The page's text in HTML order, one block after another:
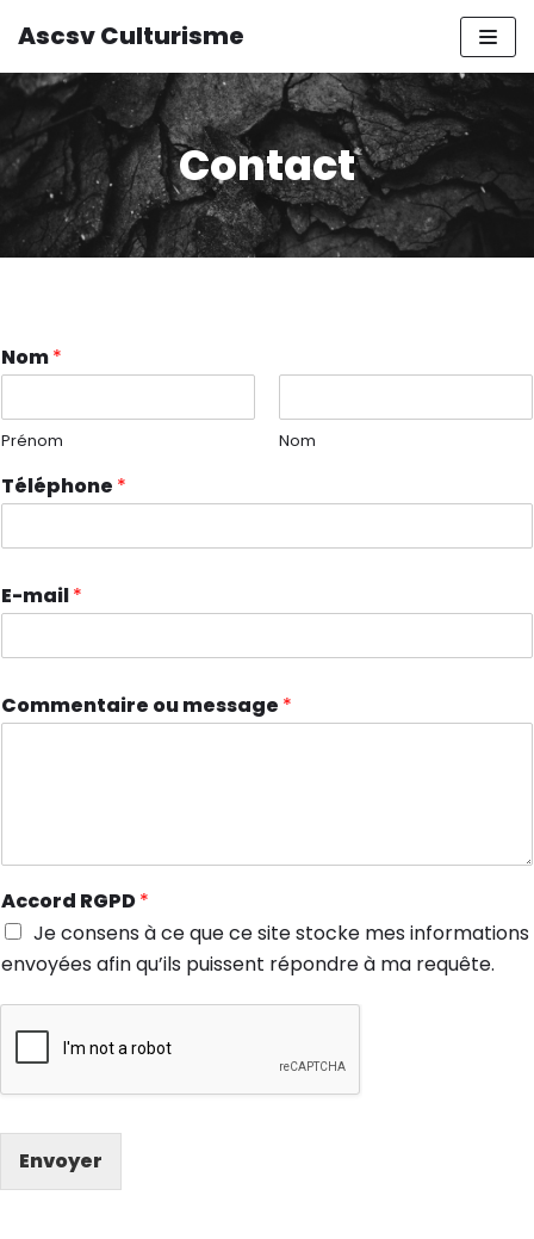
au
contenu
Ascsv Culturisme
Contact
Nom*
Prénom Nom
Téléphone *
E-mail*
Commentaire ou message *
Accord RGPD*
Je consens à ce que ce site stocke mes informations
envoyées afin qu’ils puissent répondre à ma requête.
Envoyer